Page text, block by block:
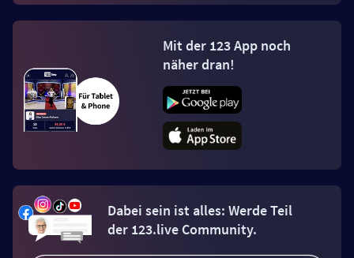
Mit der 123 App noch
näher dran!
Dabei sein ist alles: Werde Teil
der 123.live Community.